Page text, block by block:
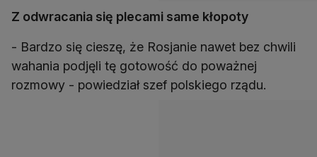
Z odwracania się plecami same kłopoty
- Bardzo się cieszę, że Rosjanie nawet bez chwili
wahania podjęli tę gotowość do poważnej
rozmowy - powiedział szef polskiego rządu.